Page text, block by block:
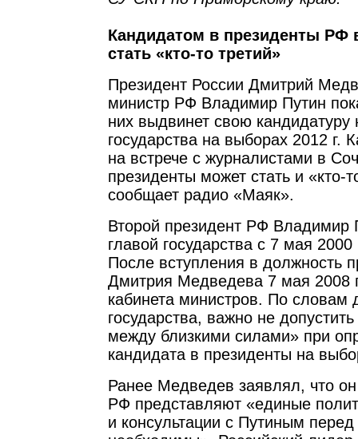
Кандидатом в президенты РФ
стать «кто-то третий»
Президент России Дмитрий
министр РФ Владимир Путин
них выдвинет свою кандидатуру
государства на выборах 2012 г.
на встрече с журналистами в
президенты может стать и «кто-
сообщает радио «Маяк».
Второй президент РФ Владимир
главой государства с 7 мая
После вступления в должность
Дмитрия Медведева 7 мая 2008
кабинета министров. По словам
государства, важно не
между близкими силами» при
кандидата в президенты на
Ранее Медведев заявлял, что
РФ представляют «единые
и консультации с Путиным